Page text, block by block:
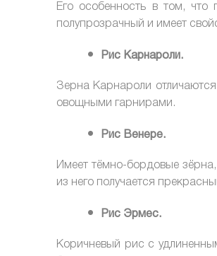
Его особенность в том,
полупрозрачный и имеет
Рис Карнароли.
Зерна Карнароли
овощными гарнирами.
Рис Венере.
Имеет тёмно-бордовые
из него получается
Рис Эрмес.
Коричневый рис с